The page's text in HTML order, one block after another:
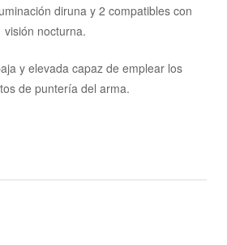
diruna y 2 compatibles con
visión nocturna.
y elevada capaz de emplear los
de puntería del arma.